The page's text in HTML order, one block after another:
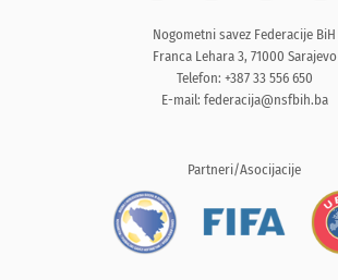
Nogometni savez Federacije BiH
Franca Lehara 3, 71000 Sarajevo
Telefon: +387 33 556 650
E-mail: federacija@nsfbih.ba
Partneri/Asocijacije